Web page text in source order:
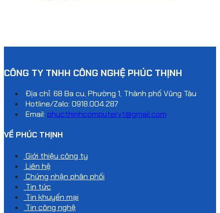
CÔNG TY TNHH CÔNG NGHỆ PHÚC THỊNH
Địa chỉ: 68 Ba cu, Phường 1, Thành phố Vũng Tàu
Hotline/Zalo: 0918.004.287
Email: phucthinhcomputervt@gmail.com
VỀ PHÚC THỊNH
Giới thiệu công ty
Liên hệ
Chứng nhận phân phối
Tin tức
Tin khuyến mại
Tin công nghệ